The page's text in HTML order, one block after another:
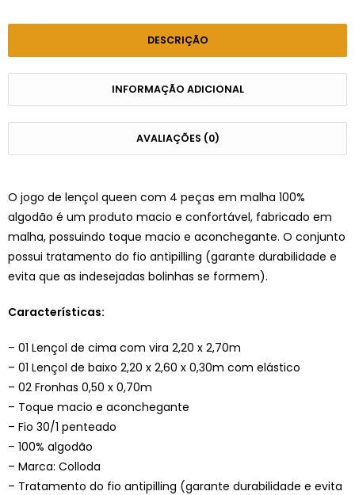
DESCRIÇÃO
INFORMAÇÃO ADICIONAL
AVALIAÇÕES (0)
O jogo de lençol queen com 4 peças em malha 100%
algodão é um produto macio e confortável, fabricado em
malha, possuindo toque macio e aconchegante. O conjunto
possui tratamento do fio antipilling (garante durabilidade e
evita que as indesejadas bolinhas se formem).
Características:
– 01 Lençol de cima com vira 2,20 x 2,70m
– 01 Lençol de baixo 2,20 x 2,60 x 0,30m com elástico
– 02 Fronhas 0,50 x 0,70m
– Toque macio e aconchegante
– Fio 30/1 penteado
– 100% algodão
– Marca: Colloda
– Tratamento do fio antipilling (garante durabilidade e evita